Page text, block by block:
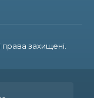
ліцею
захищені.